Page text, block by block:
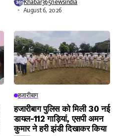
Khabar365newsindia
August 6, 2026
हजारीबाग
हजारीबाग पुलिस को मिली 30 नई
डायल-112 गाड़ियां, एसपी अमन
कुमार ने हरी झंडी दिखाकर किया